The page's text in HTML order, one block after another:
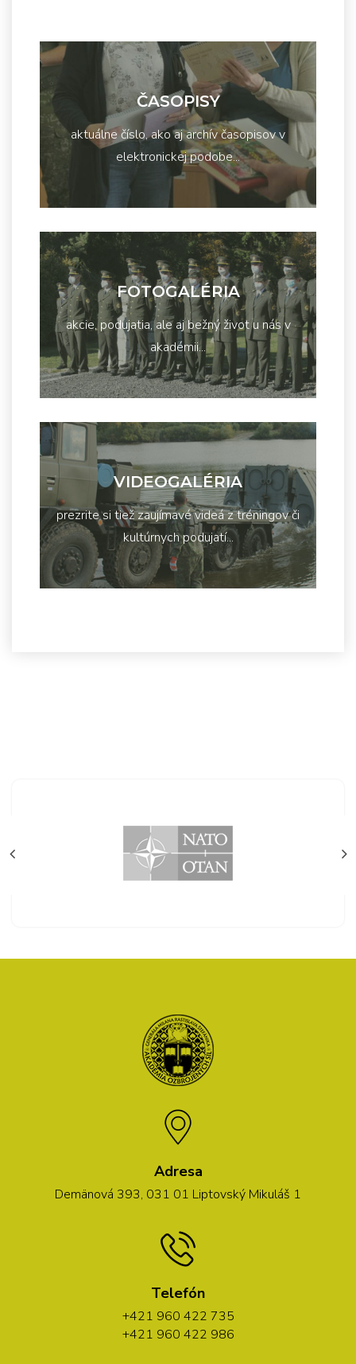
ČASOPISY
aktuálne číslo, ako aj archív časopisov v
elektronickej podobe...
FOTOGALÉRIA
akcie, podujatia, ale aj bežný život u nás v
akadémii...
VIDEOGALÉRIA
prezrite si tiež zaujímavé videá z tréningov či
kultúrnych podujatí...
Adresa
Demänová 393, 031 01 Liptovský Mikuláš 1
Telefón
+421 960 422 735
+421 960 422 986